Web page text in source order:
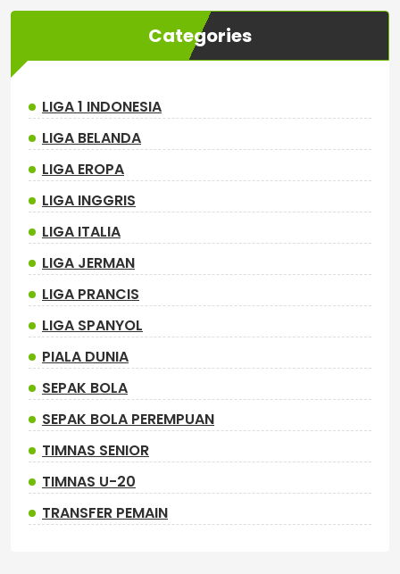
Categories
LIGA 1 INDONESIA
LIGA BELANDA
LIGA EROPA
LIGA INGGRIS
LIGA ITALIA
LIGA JERMAN
LIGA PRANCIS
LIGA SPANYOL
PIALA DUNIA
SEPAK BOLA
SEPAK BOLA PEREMPUAN
TIMNAS SENIOR
TIMNAS U-20
TRANSFER PEMAIN